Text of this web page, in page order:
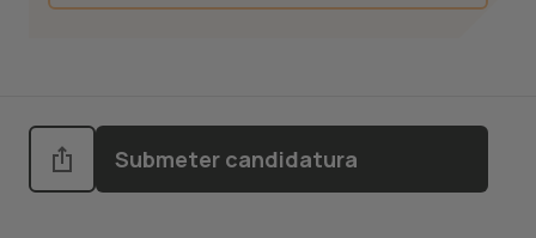
Submeter candidatura